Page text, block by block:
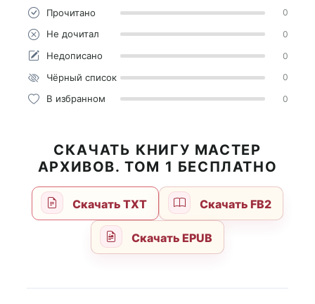
Прочитано 0
Не дочитал 0
Недописано 0
Чёрный список 0
В избранном 0
СКАЧАТЬ КНИГУ МАСТЕР
АРХИВОВ. ТОМ 1 БЕСПЛАТНО
Скачать TXT Скачать FB2
Скачать EPUB